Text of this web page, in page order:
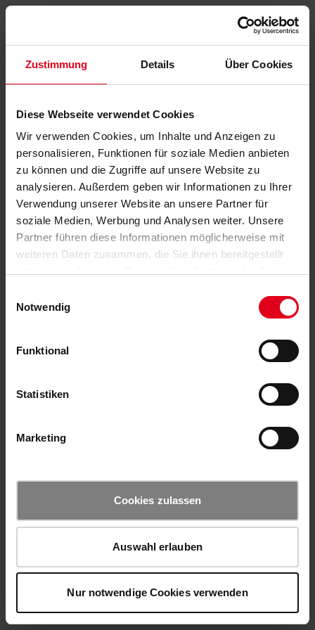
Zustimmung Details Über Cookies
Diese Webseite verwendet Cookies
Wir verwenden Cookies, um Inhalte und Anzeigen zu
personalisieren, Funktionen für soziale Medien anbieten
zu können und die Zugriffe auf unsere Website zu
analysieren. Außerdem geben wir Informationen zu Ihrer
Verwendung unserer Website an unsere Partner für
soziale Medien, Werbung und Analysen weiter. Unsere
Partner führen diese Informationen möglicherweise mit
weiteren Daten zusammen, die Sie ihnen bereitgestellt
Notwendig
Funktional
Statistiken
Marketing
Cookies zulassen
Auswahl erlauben
Nur notwendige Cookies verwenden